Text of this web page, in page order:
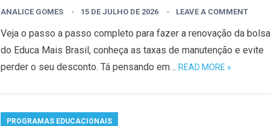
ANALICE GOMES 15 DE JULHO DE 2026 LEAVE A COMMENT
Veja o passo a passo completo para fazer a renovação da bolsa
do Educa Mais Brasil, conheça as taxas de manutenção e evite
perder o seu desconto. Tá pensando em… READ MORE »
PROGRAMAS EDUCACIONAIS